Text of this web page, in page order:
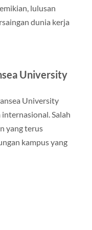
lulusan
dunia kerja
University
University
Salah
yang terus
kampus yang